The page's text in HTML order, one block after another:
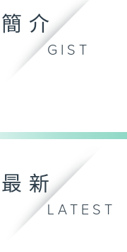
簡介
GIST
最新
LATEST